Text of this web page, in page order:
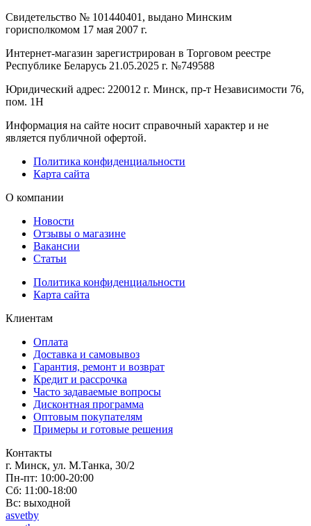
Свидетельство № 101440401, выдано Минским
горисполкомом 17 мая 2007 г.
Интернет-магазин зарегистрирован в Торговом реестре
Республике Беларусь 21.05.2025 г. №749588
Юридический адрес: 220012 г. Минск, пр-т Независимости 76,
пом. 1Н
Информация на сайте носит справочный характер и не
является публичной офертой.
Политика конфиденциальности
Карта сайта
О компании
Новости
Отзывы о магазине
Вакансии
Статьи
Политика конфиденциальности
Карта сайта
Клиентам
Оплата
Доставка и самовывоз
Гарантия, ремонт и возврат
Кредит и рассрочка
Часто задаваемые вопросы
Дисконтная программа
Оптовым покупателям
Примеры и готовые решения
Контакты
г. Минск, ул. М.Танка, 30/2
Пн-пт: 10:00-20:00
Сб: 11:00-18:00
Вс: выходной
asvetby